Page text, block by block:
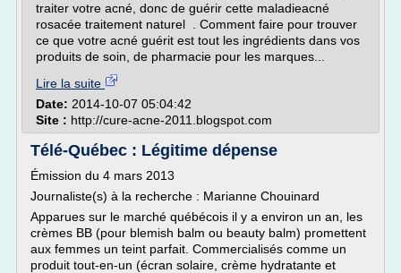
traiter votre acné, donc de guérir cette maladieacné
rosacée traitement naturel . Comment faire pour trouver
ce que votre acné guérit est tout les ingrédients dans vos
produits de soin, de pharmacie pour les marques...
Lire la suite
Date: 2014-10-07 05:04:42
Site : http://cure-acne-2011.blogspot.com
Télé-Québec : Légitime dépense
Émission du 4 mars 2013
Journaliste(s) à la recherche : Marianne Chouinard
Apparues sur le marché québécois il y a environ un an, les
crèmes BB (pour blemish balm ou beauty balm) promettent
aux femmes un teint parfait. Commercialisés comme un
produit tout-en-un (écran solaire, crème hydratante et